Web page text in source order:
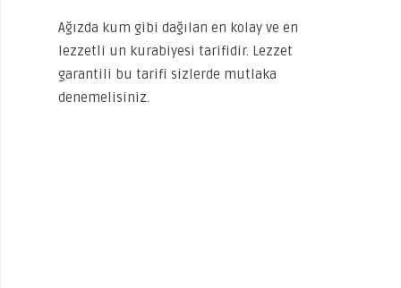
Ağızda kum gibi dağılan en kolay ve en
lezzetli un kurabiyesi tarifidir. Lezzet
garantili bu tarifi sizlerde mutlaka
denemelisiniz.